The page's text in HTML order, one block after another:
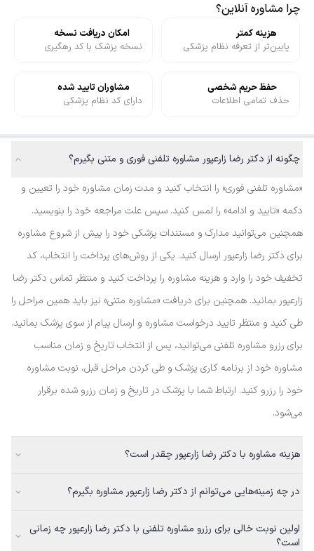
چرا مشاوره آنلاین؟
هزینه کمتر
پایین‌تر از تعرفه نظام پزشکی
امکان دریافت نسخه
نسخه پزشک با کد رهگیری
حفظ حریم شخصی
حذف تمامی اطلاعات
مشاوران تایید شده
دارای کد نظام پزشکی
چگونه از دکتر رضا زارعپور مشاوره تلفنی فوری و متنی بگیرم؟
«مشاوره تلفنی فوری» را انتخاب کنید و مدت زمان مشاوره خود را تعیین و
دکمه «تایید و ادامه» را لمس کنید. سپس علت مراجعه خود را بنویسید.
همچنین می‌توانید مدارک و مستندات پزشکی خود را پیش از شروع مشاوره
برای دکتر رضا زارعپور ارسال کنید. یکی از روش‌های پرداخت را انتخاب، کد
تخفیف خود را وارد و هزینه مشاوره را پرداخت کنید و منتظر تماس دکتر رضا
زارعپور بمانید. همچنین برای دریافت «مشاوره متنی» نیز باید همین مراحل را
طی کنید و منتظر تایید درخواست مشاوره و ارسال پیام از سوی پزشک بمانید.
برای رزرو مشاوره تلفنی می‌توانید، پس از انتخاب تاریخ و زمان مناسب
مشاوره خود از برنامه کاری پزشک و طی کردن مراحل قبل، نوبت مشاوره
خود را رزرو کنید. ارتباط شما با پزشک در تاریخ و زمان رزرو شده برقرار
می‌شود.
هزینه مشاوره با دکتر رضا زارعپور چقدر است؟
در چه زمینه‌هایی می‌توانم از دکتر رضا زارعپور مشاوره بگیرم؟
اولین نوبت خالی برای رزرو مشاوره تلفنی با دکتر رضا زارعپور چه زمانی
است؟